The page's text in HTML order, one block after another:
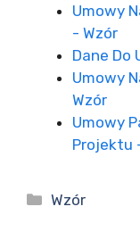
Umowy
- Wzór
Dane Do
Umowy
Wzór
Umowy
Projektu
Kategorie
Wzór